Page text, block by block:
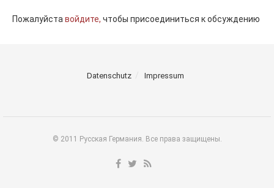
Пожалуйста войдите, чтобы присоединиться к обсуждению
Datenschutz Impressum
© 2011 Русская Германия. Все права защищены.